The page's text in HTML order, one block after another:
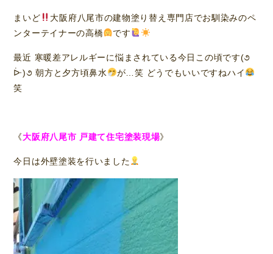
まいど
大阪府八尾市の建物塗り替え専門店でお馴染みのペ
ンターテイナーの高橋
です
最近 寒暖差アレルギーに悩まされている今日この頃です(૭
ᐕ)૭ 朝方と夕方頃鼻水
が…笑 どうでもいいですねハイ
笑
《大阪府八尾市 戸建て住宅塗装現場》
今日は外壁塗装を行いました